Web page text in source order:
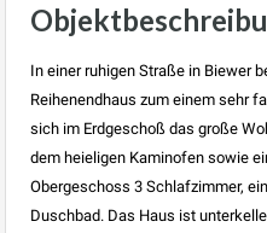
In einer ruhigen Straße in Biewer
Reihenendhaus zum einem sehr
sich im Erdgeschoß das große
dem heieligen Kaminofen sowie
Obergeschoss 3 Schlafzimmer,
Duschbad. Das Haus ist